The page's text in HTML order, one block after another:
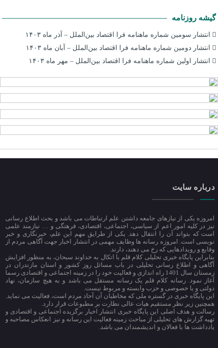
گیشه روزنامه
انتشار سومین شماره ماهنامه فرا اقتصاد بین‌الملل – آذر ماه ۱۴۰۳
انتشار دومین شماره ماهنامه فرا اقتصاد بین‌الملل – آبان ماه ۱۴۰۳
انتشار اولین شماره ماهنامه فرا اقتصاد بین‌الملل – مهر ماه ۱۴۰۳
درباره سایت
امروزه یکی از نیازهای جامعه داشتن علم ارتباطات می باشد و بحث اطلاع رسانی
نیز در کلیه امور اعم از سیاسی، اجتماعی، اقتصادی، فرهتگی و … نیازمند علمی
است که بتواند آن را انتقال دهد. یکی از طرایق مهم این علم، خبرنگاری و خبر
نویسی است. امروزه رسانه ها وظایف مهمی در انتشار اخبار جهت آگاهی مردم از
وقایع و رویدادهایی که رخ می دهند، دارند.
بنابراین پایگاه خبری تحلیلی کلام قلم با اتکال به خداوند سبحان، به منظور افزایش
آگاهی و اطلاع رسانی تحلیلی در باب مسائل روز کشور و استان مازندران در
زمستان سال 1401 راه اندازی و فعالیت خود را در زمینه اجتماعی و اقتصادی رسما
آغاز نمود. رسانه کلام قلم یک رسانه مستقل می باشد و به هیچ سازمان، نهاد
دولتی و یا خصوصی و حزب وابسته و مربوط نیست.
این پایگاه خبری در گستره ملی که مخاطبان آن آحاد مردم است، فعالیت می نماید.
همچنین زیر نظر مستقیم هیات عالی نظارت بر مطبوعات قرار دارد.
رسالت و هدف اصلی این پایگاه خبری انتشار اخبار برگزیده اجتماعی و اقتصادی و
تهیه گزارش های تحلیلی از مباحث زمینه فعالیت این رسانه و نیز انعکاس مصاحبه و
یادداشت ها با فعالان و اندیشمندان می باشد.